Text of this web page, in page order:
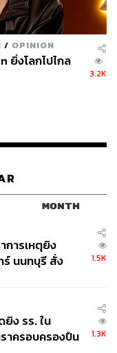
กงานร้านสะดวกซื้อ
ารบ้านเพื่อค้นหา
ว่านักกีฬาคนไหนมี
ข่งคืออะไร ไป
ความกล้าบ้าบิ่นหรือ
สเกตบอลอยู่อย่าง
จมองข้าม และ
เรือลำเดียวกับเขา
คนเชื่อในความคิด
ค์ความรู้ในสิ่งๆ นั้น
/ OPINION
งโลกไปไกล
3.2K
MONTH
ารเหตุยิง
ร์ นนทบุรี สั่ง
1.5K
ง รร. ใน
าครอบครองปืน
1.3K